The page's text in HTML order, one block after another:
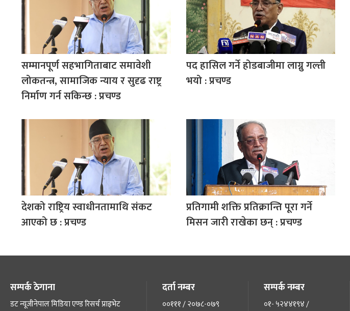
सम्मानपूर्ण सहभागिताबाट समावेशी
लोकतन्त्र, सामाजिक न्याय र सुदृढ राष्ट्र
निर्माण गर्न सकिन्छ : प्रचण्ड
पद हासिल गर्ने होडबाजीमा लाग्नु गल्ती
भयो : प्रचण्ड
देशको राष्ट्रिय स्वाधीनतामाथि संकट
आएको छ : प्रचण्ड
प्रतिगामी शक्ति प्रतिक्रान्ति पूरा गर्ने
मिसन जारी राखेका छन् : प्रचण्ड
सम्पर्क ठेगाना
डट न्यूजीनेपाल मिडिया एण्ड रिसर्च प्राइभेट
दर्ता नम्बर
००१११ / २०७८-०७९
सम्पर्क नम्बर
०१- ५२४४१९४ /